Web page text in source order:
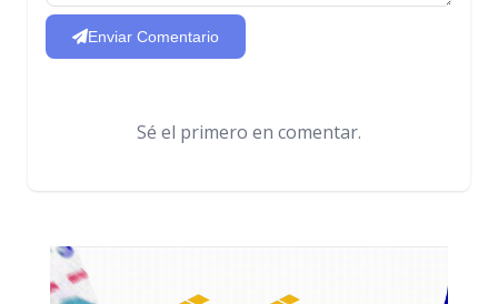
Enviar Comentario
Sé el primero en comentar.